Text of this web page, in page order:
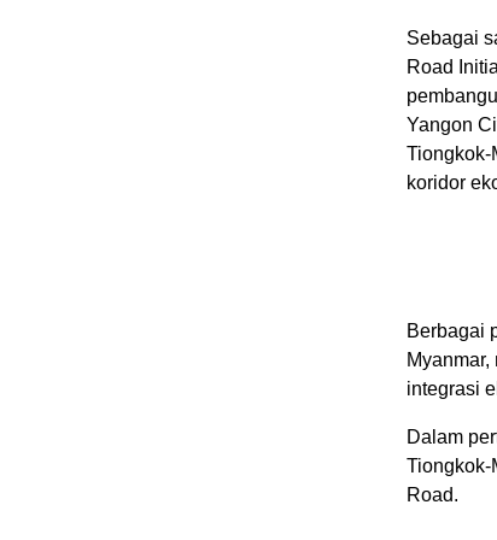
Sebagai
Road
Yangon
Tiongkok-
koridor
Berbagai
integrasi
Dalam
Tiongkok-
Road.